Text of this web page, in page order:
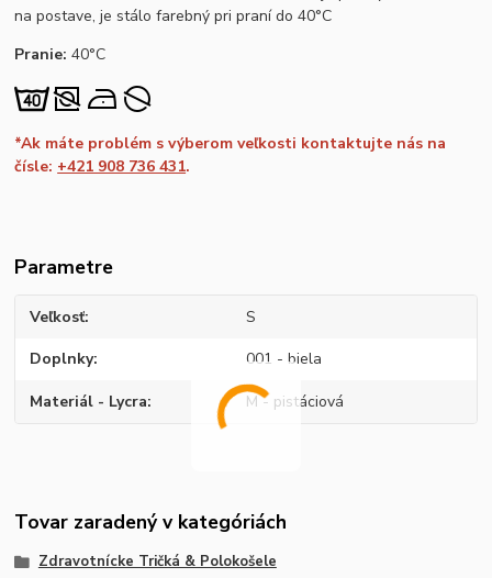
na postave, je stálo farebný pri praní do 40°C
Pranie:40°C
*Ak máte problém s výberom veľkosti kontaktujte nás na
čísle: +421 908 736 431.
Parametre
Veľkosť S
Doplnky 001 - biela
Materiál - Lycra M - pistáciová
Tovar zaradený v kategóriách
Zdravotnícke Tričká & Polokošele